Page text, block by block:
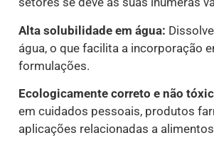
Alta solubilidade em água:
água, o que facilita a incorporação
formulações.
Ecologicamente correto e não
em cuidados pessoais, produtos
aplicações relacionadas a